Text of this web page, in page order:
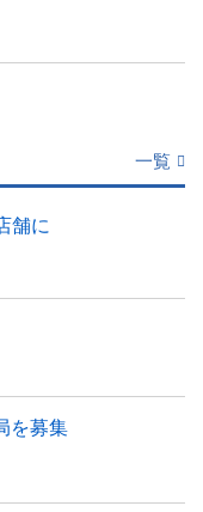
一覧
舗に
を募集